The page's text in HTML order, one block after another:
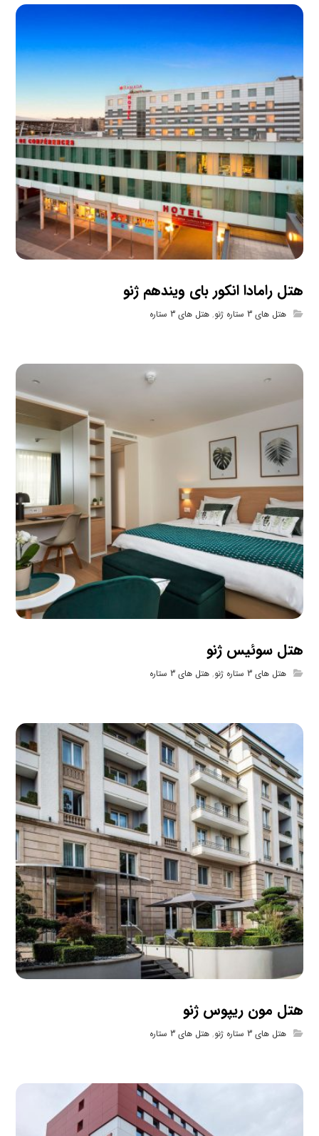
هتل رامادا انکور بای ویندهم ژنو
هتل های 3 ستاره ژنو ,هتل های 3 ستاره
هتل سوئیس ژنو
هتل های 3 ستاره ژنو ,هتل های 3 ستاره
هتل مون ریپوس ژنو
هتل های 3 ستاره ژنو ,هتل های 3 ستاره